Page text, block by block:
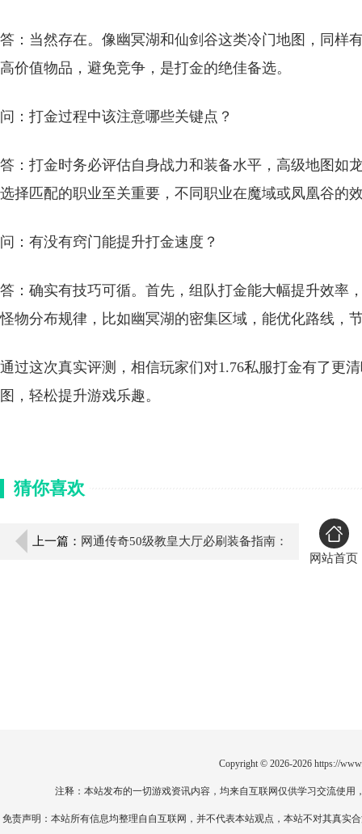
答：当然存在。像幽冥湖和仙剑谷这类冷门地图，同样
高价值物品，避免竞争，是打金的绝佳备选。
问：打金过程中该注意哪些关键点？
答：打金时务必评估自身战力和装备水平，高级地图如
选择匹配的职业至关重要，不同职业在魔域或凤凰谷的
问：有没有窍门能提升打金速度？
答：确实有技巧可循。首先，组队打金能大幅提升效率
怪物分布规律，比如幽冥湖的密集区域，能优化路线，
通过这次真实评测，相信玩家们对1.76私服打金有了更
图，轻松提升游戏乐趣。
猜你喜欢
上一篇： 网通传奇50级教皇大厅必刷装备指南：
网站首页
Copyright © 2026-2026 https://
注释：本站发布的一切游戏资讯内容，均来自互联网仅供学习交流使
免责声明：本站所有信息均整理自自互联网，并不代表本站观点，本站不对其真实